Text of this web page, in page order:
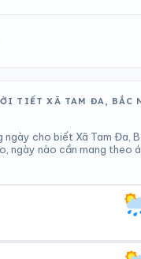
TIẾT XÃ TAM ĐA, BẮC
ngày cho biết Xã Tam Đa,
ngày nào cần mang theo